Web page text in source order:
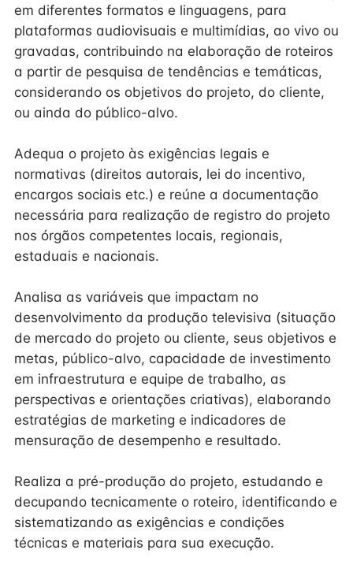
em diferentes formatos e linguagens, para
plataformas audiovisuais e multimídias, ao vivo ou
gravadas, contribuindo na elaboração de roteiros
a partir de pesquisa de tendências e temáticas,
considerando os objetivos do projeto, do cliente,
ou ainda do público-alvo.
Adequa o projeto às exigências legais e
normativas (direitos autorais, lei do incentivo,
encargos sociais etc.) e reúne a documentação
necessária para realização de registro do projeto
nos órgãos competentes locais, regionais,
estaduais e nacionais.
Analisa as variáveis que impactam no
desenvolvimento da produção televisiva (situação
de mercado do projeto ou cliente, seus objetivos e
metas, público-alvo, capacidade de investimento
em infraestrutura e equipe de trabalho, as
perspectivas e orientações criativas), elaborando
estratégias de marketing e indicadores de
mensuração de desempenho e resultado.
Realiza a pré-produção do projeto, estudando e
decupando tecnicamente o roteiro, identificando e
sistematizando as exigências e condições
técnicas e materiais para sua execução.